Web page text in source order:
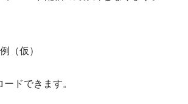
（仮）
ドできます。